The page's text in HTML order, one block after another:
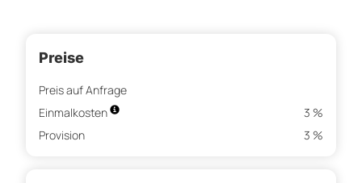
Preise
Preis auf Anfrage
Einmalkosten
3 %
Provision
3 %